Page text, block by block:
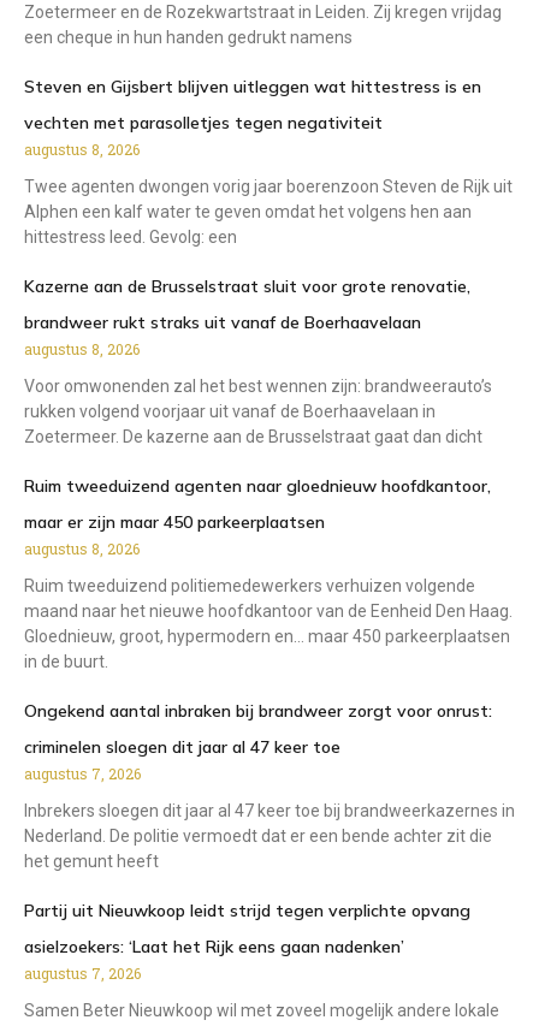
Zoetermeer en de Rozekwartstraat in Leiden. Zij kregen vrijdag
een cheque in hun handen gedrukt namens
Steven en Gijsbert blijven uitleggen wat hittestress is en
vechten met parasolletjes tegen negativiteit
augustus 8, 2026
Twee agenten dwongen vorig jaar boerenzoon Steven de Rijk uit
Alphen een kalf water te geven omdat het volgens hen aan
hittestress leed. Gevolg: een
Kazerne aan de Brusselstraat sluit voor grote renovatie,
brandweer rukt straks uit vanaf de Boerhaavelaan
augustus 8, 2026
Voor omwonenden zal het best wennen zijn: brandweerauto’s
rukken volgend voorjaar uit vanaf de Boerhaavelaan in
Zoetermeer. De kazerne aan de Brusselstraat gaat dan dicht
Ruim tweeduizend agenten naar gloednieuw hoofdkantoor,
maar er zijn maar 450 parkeerplaatsen
augustus 8, 2026
Ruim tweeduizend politiemedewerkers verhuizen volgende
maand naar het nieuwe hoofdkantoor van de Eenheid Den Haag.
Gloednieuw, groot, hypermodern en… maar 450 parkeerplaatsen
in de buurt.
Ongekend aantal inbraken bij brandweer zorgt voor onrust:
criminelen sloegen dit jaar al 47 keer toe
augustus 7, 2026
Inbrekers sloegen dit jaar al 47 keer toe bij brandweerkazernes in
Nederland. De politie vermoedt dat er een bende achter zit die
het gemunt heeft
Partij uit Nieuwkoop leidt strijd tegen verplichte opvang
asielzoekers: ‘Laat het Rijk eens gaan nadenken’
augustus 7, 2026
Samen Beter Nieuwkoop wil met zoveel mogelijk andere lokale